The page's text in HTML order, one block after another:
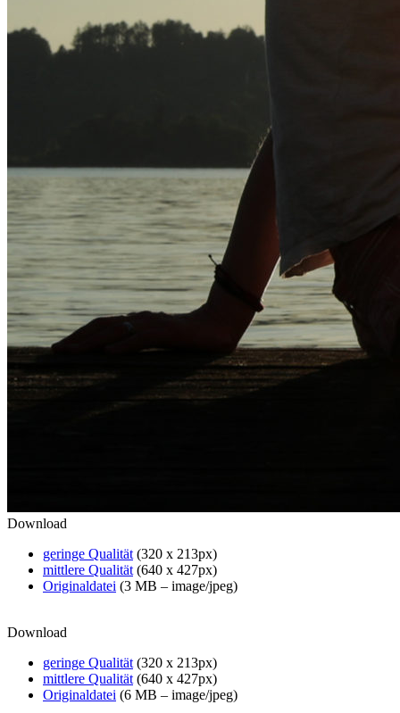
Download
geringe Qualität (320 x 213px)
mittlere Qualität (640 x 427px)
Originaldatei (3 MB – image/jpeg)
Download
geringe Qualität (320 x 213px)
mittlere Qualität (640 x 427px)
Originaldatei (6 MB – image/jpeg)